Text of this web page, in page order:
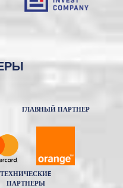
ГЛАВНЫЙ ПАРТНЕР
ТЕХНИЧЕСКИE
ПАРТНЕРЫ